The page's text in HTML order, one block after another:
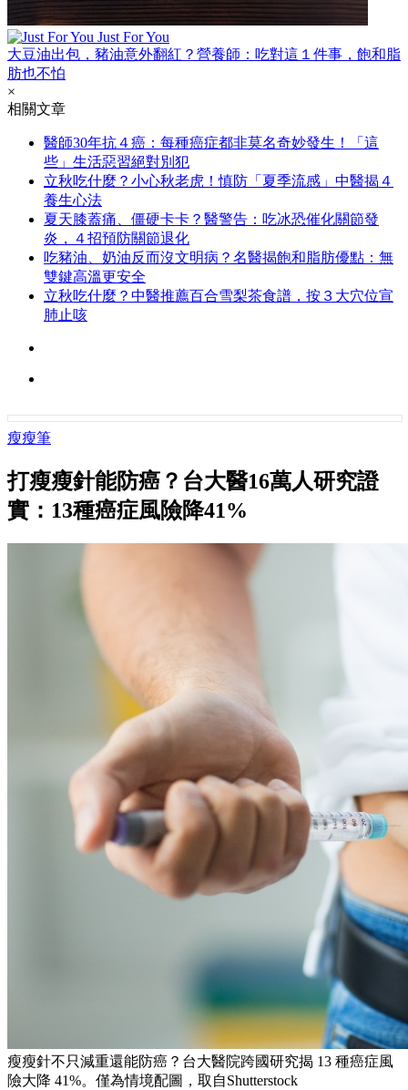
Just For You
大豆油出包，豬油意外翻紅？營養師：吃對這１件事，飽和脂
肪也不怕
×
相關文章
醫師30年抗４癌：每種癌症都非莫名奇妙發生！「這
些」生活惡習絕對別犯
立秋吃什麼？小心秋老虎！慎防「夏季流感」中醫揭４
養生心法
夏天膝蓋痛、僵硬卡卡？醫警告：吃冰恐催化關節發
炎，４招預防關節退化
吃豬油、奶油反而沒文明病？名醫揭飽和脂肪優點：無
雙鍵高溫更安全
立秋吃什麼？中醫推薦百合雪梨茶食譜，按３大穴位宣
肺止咳
瘦瘦筆
打瘦瘦針能防癌？台大醫16萬人研究證
實：13種癌症風險降41%
瘦瘦針不只減重還能防癌？台大醫院跨國研究揭 13 種癌症風
險大降 41%。僅為情境配圖，取自Shutterstock